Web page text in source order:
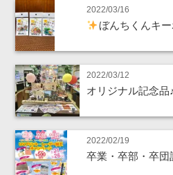
2022/03/16
ぼんちくんキ
2022/03/12
オリジナル記念品♪
2022/02/19
卒業・卒部・卒団